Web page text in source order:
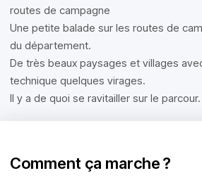
routes de campagne
Une petite balade sur les routes de
du département.
De très beaux paysages et villages
technique quelques virages.
Il y a de quoi se ravitailler sur le parcour.
Comment ça marche ?